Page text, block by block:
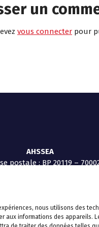
nous utilisons des
aux informations des appareils.
un
vous connecter pour
AHSSEA
postale : BP 20119 –